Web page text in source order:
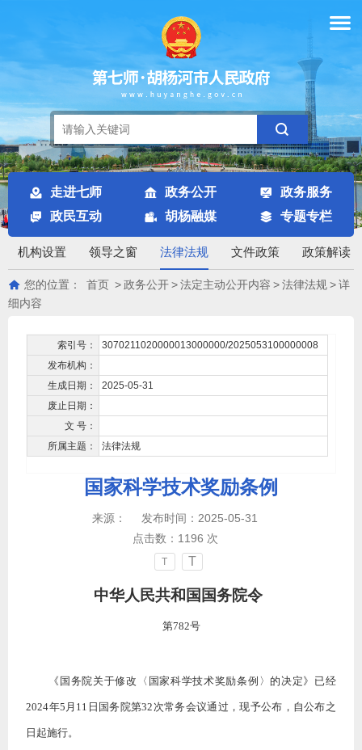
走进七师 政务公开
政务服务
政民互动
胡杨融媒 专题专栏
机构设置 领导之窗 法律法规 文件政策 政策解读
您的位置： 首页 >政务公开>法定主动公开内容 >法律法规>详
细内容
索引号：
3070211020000013000000/2025053100000008
发布机构：
生成日期：
2025-05-31
废止日期：
文 号：
所属主题：
法律法规
国家科学技术奖励条例
来源：
发布时间：2025-05-31
点击数： 1196 次
T T
中华人民共和国国务院令
第782号
《国务院关于修改〈国家科学技术奖励条例〉的决定》已经
2024年5月11日国务院第32次常务会议通过，现予公布，自公布之
日起施行。